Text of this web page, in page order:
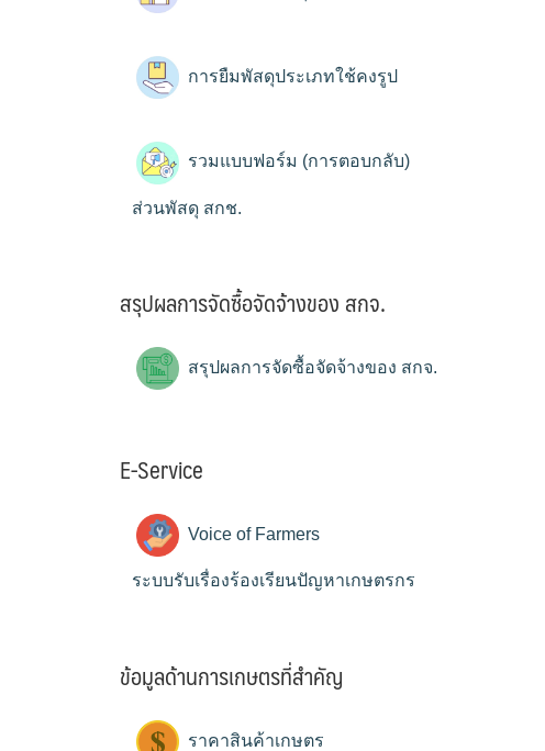
การยืมพัสดุประเภทใช้คงรูป
รวมแบบฟอร์ม (การตอบกลับ)
ส่วนพัสดุ สกช.
สรุปผลการจัดซื้อจัดจ้างของ สกจ.
สรุปผลการจัดซื้อจัดจ้างของ สกจ.
E-Service
Voice of Farmers
ระบบรับเรื่องร้องเรียนปัญหาเกษตรกร
ข้อมูลด้านการเกษตรที่สำคัญ
ราคาสินค้าเกษตร